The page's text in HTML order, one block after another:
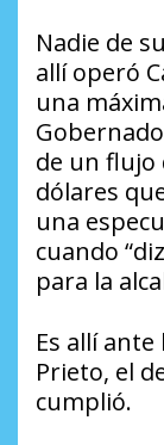
Nadie de
allí operó
una
de un flujo
dólares
una
cuando
para la
Es allí
Prieto, el
cumplió.